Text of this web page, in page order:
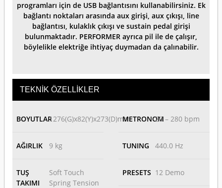
programları için de USB bağlantısını kullanabilirsiniz. Ek
bağlantı noktaları arasında aux girişi, aux çıkışı, line
bağlantısı, kulaklık çıkışı ve sustain pedal girişi
bulunmaktadır. PERFORMER ayrıca pil ile de çalışır,
böylelikle elektriğe ihtiyaç duymadan da çalınabilir.
TEKNİK ÖZELLİKLER
BOYUTLAR1276(G)x82(Y)x273(D)mm
AĞIRLIK 9 kg
TUŞ
TAKIMI
Soft Touch
Spring Tension
METRONOM20 – 280 bpm
TUNING 440.0 Hz
PRESETS 12 Demo